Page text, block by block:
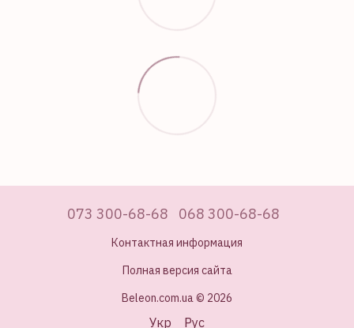
073 300-68-68 068 300-68-68
Контактная информация
Полная версия сайта
Beleon.com.ua © 2026
Укр Рус